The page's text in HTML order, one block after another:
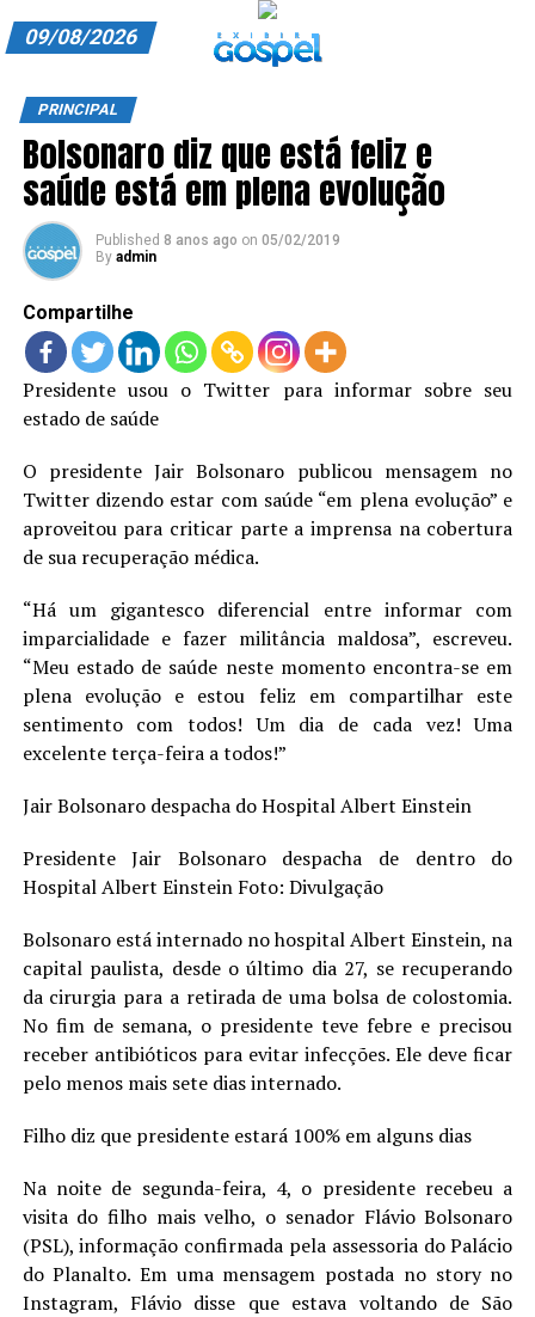
ANUNCIE CONOSCO
ASSINE
CARRINHO
ENTREVISTAS
EXPEDIENTE
HOME
LANÇAMENTOS
09/08/2026
PRINCIPAL
Bolsonaro diz que está feliz e
saúde está em plena evolução
Published 8 anos ago on 05/02/2019
By admin
Compartilhe
Presidente usou o Twitter para informar sobre seu
estado de saúde
O presidente Jair Bolsonaro publicou mensagem no
Twitter dizendo estar com saúde “em plena evolução” e
aproveitou para criticar parte a imprensa na cobertura
de sua recuperação médica.
“Há um gigantesco diferencial entre informar com
imparcialidade e fazer militância maldosa”, escreveu.
“Meu estado de saúde neste momento encontra-se em
plena evolução e estou feliz em compartilhar este
sentimento com todos! Um dia de cada vez! Uma
excelente terça-feira a todos!”
Jair Bolsonaro despacha do Hospital Albert Einstein
Presidente Jair Bolsonaro despacha de dentro do
Hospital Albert Einstein Foto: Divulgação
Bolsonaro está internado no hospital Albert Einstein, na
capital paulista, desde o último dia 27, se recuperando
da cirurgia para a retirada de uma bolsa de colostomia.
No fim de semana, o presidente teve febre e precisou
receber antibióticos para evitar infecções. Ele deve ficar
pelo menos mais sete dias internado.
Filho diz que presidente estará 100% em alguns dias
Na noite de segunda-feira, 4, o presidente recebeu a
visita do filho mais velho, o senador Flávio Bolsonaro
(PSL), informação confirmada pela assessoria do Palácio
do Planalto. Em uma mensagem postada no story no
Instagram, Flávio disse que estava voltando de São